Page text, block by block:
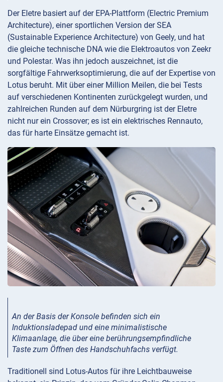
Der Eletre basiert auf der EPA-Plattform (Electric Premium
Architecture), einer sportlichen Version der SEA
(Sustainable Experience Architecture) von Geely, und hat
die gleiche technische DNA wie die Elektroautos von Zeekr
und Polestar. Was ihn jedoch auszeichnet, ist die
sorgfältige Fahrwerksoptimierung, die auf der Expertise von
Lotus beruht. Mit über einer Million Meilen, die bei Tests
auf verschiedenen Kontinenten zurückgelegt wurden, und
zahlreichen Runden auf dem Nürburgring ist der Eletre
nicht nur ein Crossover; es ist ein elektrisches Rennauto,
das für harte Einsätze gemacht ist.
An der Basis der Konsole befinden sich ein
Induktionsladepad und eine minimalistische
Klimaanlage, die über eine berührungsempfindliche
Taste zum Öffnen des Handschuhfachs verfügt.
Traditionell sind Lotus-Autos für ihre Leichtbauweise